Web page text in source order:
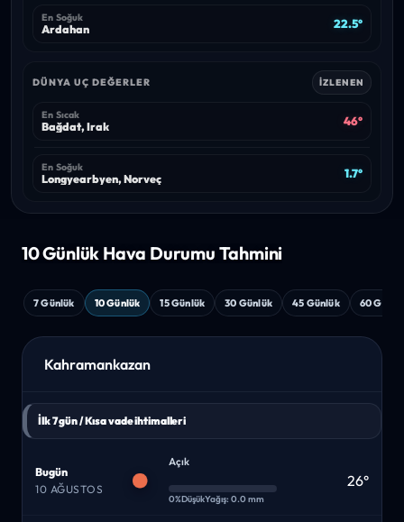
En Soğuk
Ardahan 22.5°
DÜNYA UÇ DEĞERLER İZLENEN
En Sıcak
Bağdat, Irak 46°
En Soğuk
Longyearbyen, Norveç 1.7°
10 Günlük Hava Durumu Tahmini
7 Günlük 10 Günlük 15 Günlük 30 Günlük 45 Günlük 60
Kahramankazan
İlk 7 gün / Kısa vade ihtimalleri
Bugün
10 AĞUSTOS
Açık
0%DüşükYağış: 0.0 mm
26°